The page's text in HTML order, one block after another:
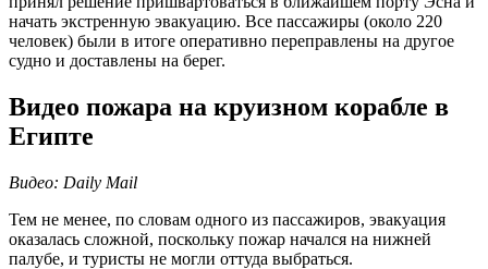
начать экстренную эвакуацию. Все пассажиры (около 220
человек) были в итоге оперативно переправлены на другое
судно и доставлены на берег.
Видео пожара на круизном корабле в
Египте
Видео: Daily Mail
Тем не менее, по словам одного из пассажиров, эвакуация
оказалась сложной, поскольку пожар начался на нижней
палубе, и туристы не могли оттуда выбраться.